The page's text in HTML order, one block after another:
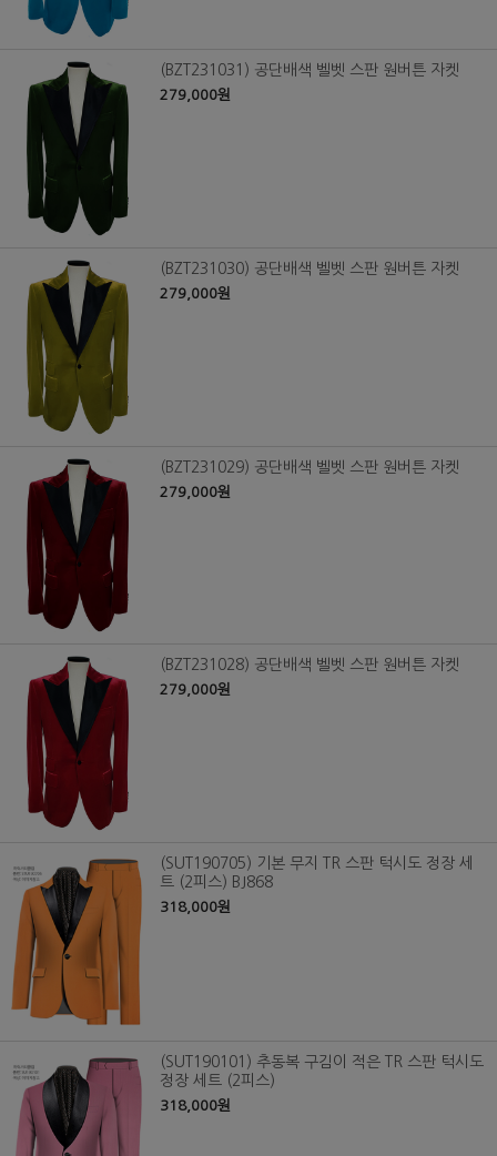
(BZT231031) 공단배색 벨벳 스판 원버튼 자켓
279,000원
(BZT231030) 공단배색 벨벳 스판 원버튼 자켓
279,000원
(BZT231029) 공단배색 벨벳 스판 원버튼 자켓
279,000원
(BZT231028) 공단배색 벨벳 스판 원버튼 자켓
279,000원
(SUT190705) 기본 무지 TR 스판 턱시도 정장 세
트 (2피스) BJ868
318,000원
(SUT190101) 추동복 구김이 적은 TR 스판 턱시도
정장 세트 (2피스)
318,000원